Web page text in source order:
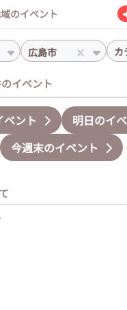
のイベント
広島市 カ
イベント
ント
明日のイ
今週末のイベント